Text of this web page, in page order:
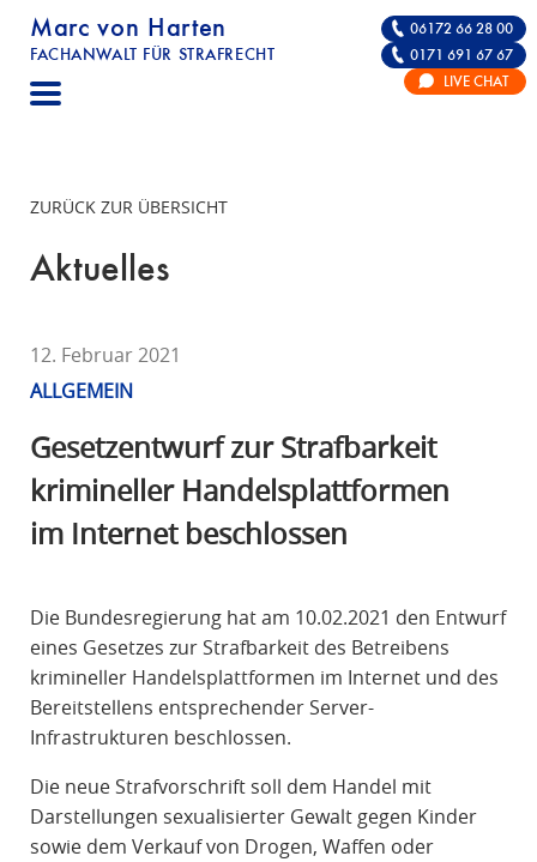
Marc von Harten
FACHANWALT FÜR STRAFRECHT
STRAFRECHT | RECHTSANWALT FÜR DIE
06172 66 28 00
0171 691 67 67
LIVE CHAT
ZURÜCK ZUR ÜBERSICHT
Aktuelles
12. Februar 2021
ALLGEMEIN
Gesetzentwurf zur Strafbarkeit
krimineller Handelsplattformen
im Internet beschlossen
Die Bundesregierung hat am 10.02.2021 den Entwurf
eines Gesetzes zur Strafbarkeit des Betreibens
krimineller Handelsplattformen im Internet und des
Bereitstellens entsprechender Server-
Infrastrukturen beschlossen.
Die neue Strafvorschrift soll dem Handel mit
Darstellungen sexualisierter Gewalt gegen Kinder
sowie dem Verkauf von Drogen, Waffen oder